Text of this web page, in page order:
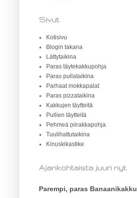
Sivut
Kotisivu
Blogin takana
Lättytaikina
Paras täytekakkupohja
Paras pullataikina
Parhaat mokkapalat
Paras pizzataikina
Kakkujen täytteitä
Pullien täytteitä
Pehmeä piirakkapohja
Tuulihattutaikina
Kinuskikastike
Ajankohtaista juuri nyt
Parempi, paras Banaanikakku